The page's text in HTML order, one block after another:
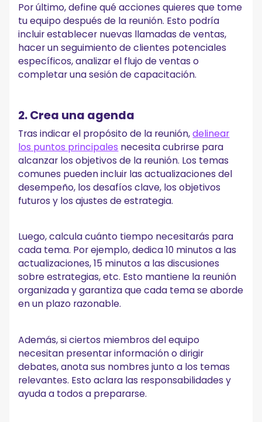
Por último, define qué acciones quieres que tome
tu equipo después de la reunión. Esto podría
incluir establecer nuevas llamadas de ventas,
hacer un seguimiento de clientes potenciales
específicos, analizar el flujo de ventas o
completar una sesión de capacitación.
2. Crea una agenda
Tras indicar el propósito de la reunión,delinear
los puntos principales necesita cubrirse para
alcanzar los objetivos de la reunión. Los temas
comunes pueden incluir las actualizaciones del
desempeño, los desafíos clave, los objetivos
futuros y los ajustes de estrategia.
Luego, calcula cuánto tiempo necesitarás para
cada tema. Por ejemplo, dedica 10 minutos a las
actualizaciones, 15 minutos a las discusiones
sobre estrategias, etc. Esto mantiene la reunión
organizada y garantiza que cada tema se aborde
en un plazo razonable.
Además, si ciertos miembros del equipo
necesitan presentar información o dirigir
debates, anota sus nombres junto a los temas
relevantes. Esto aclara las responsabilidades y
ayuda a todos a prepararse.